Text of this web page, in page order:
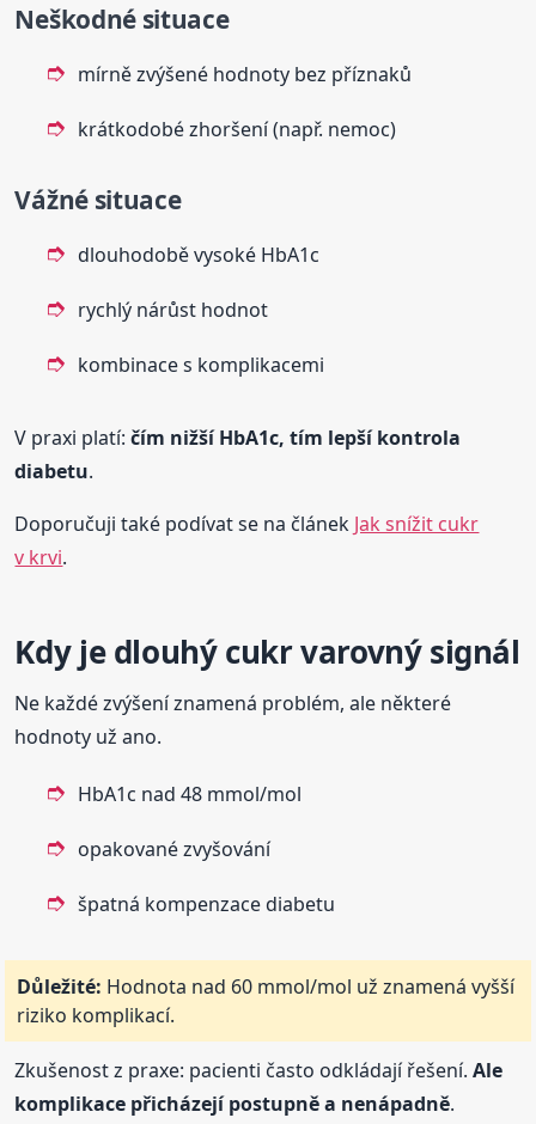
Neškodné situace
mírně zvýšené hodnoty bez příznaků
krátkodobé zhoršení (např. nemoc)
Vážné situace
dlouhodobě vysoké HbA1c
rychlý nárůst hodnot
kombinace s komplikacemi
V praxi platí:čím nižší HbA1c, tím lepší kontrola
diabetu.
Doporučuji také podívat se na článek Jak snížit cukr
v krvi.
Kdy je dlouhý cukr varovný signál
Ne každé zvýšení znamená problém, ale některé
hodnoty už ano.
HbA1c nad 48 mmol/mol
opakované zvyšování
špatná kompenzace diabetu
Důležité: Hodnota nad 60 mmol/mol už znamená vyšší
riziko komplikací.
Zkušenost z praxe: pacienti často odkládají řešení.Ale
komplikace přicházejí postupně a nenápadně.